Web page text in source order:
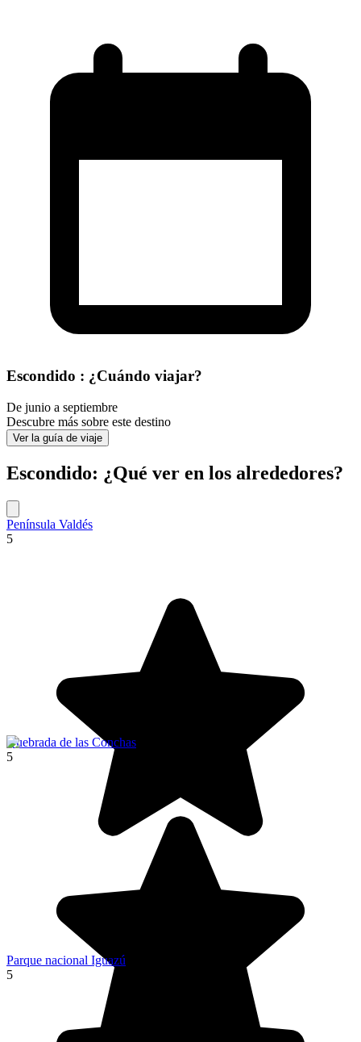
Escondido : ¿Cuándo viajar?
De junio a septiembre
Descubre más sobre este destino
Ver la guía de viaje
Escondido: ¿Qué ver en los alrededores?
Península Valdés
5
Quebrada de las Conchas
5
Parque nacional Iguazú
5